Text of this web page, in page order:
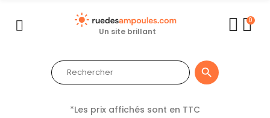
Un site brillant
0

*Les prix affichés sont en TTC